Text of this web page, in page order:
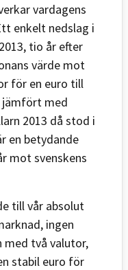
vardagens
enkelt nedslag i
tio år efter
värde mot
för en euro till
jämfört med
2013 då stod i
en betydande
mot svenskens
till vår absolut
ingen
med två valutor,
stabil euro för